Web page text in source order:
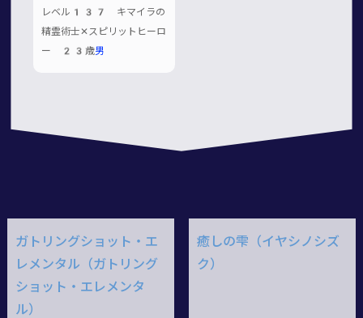
レベル137 キマイラの
精霊術士✕スピリットヒーロ
ー 23歳男
ガトリングショット・エ
レメンタル（ガトリング
ショット・エレメンタ
ル）
癒しの雫（イヤシノシズ
ク）